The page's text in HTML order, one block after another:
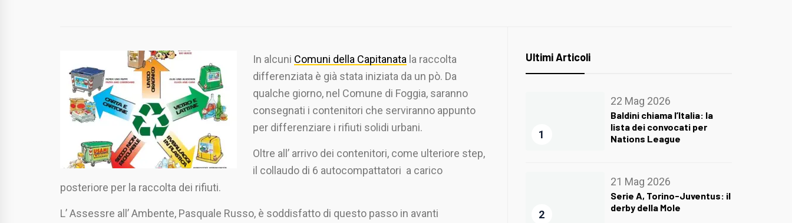
In alcuni Comuni della Capitanata la raccolta
differenziata è già stata iniziata da un pò. Da
qualche giorno, nel Comune di Foggia, saranno
consegnati i contenitori che serviranno appunto
per differenziare i rifiuti solidi urbani.
Oltre all’ arrivo dei contenitori, come ulteriore step,
il collaudo di 6 autocompattatori a carico
posteriore per la raccolta dei rifiuti.
L’ Assessre all’ Ambente, Pasquale Russo, è soddisfatto di questo passo in avanti
Ultimi Articoli
1
22 Mag 2026
Baldini chiama l’Italia: la
lista dei convocati per
Nations League
2
21 Mag 2026
Serie A, Torino-Juventus: il
derby della Mole